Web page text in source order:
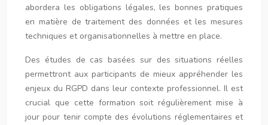
abordera les obligations légales, les bonnes pratiques
en matière de traitement des données et les mesures
techniques et organisationnelles à mettre en place.
Des études de cas basées sur des situations réelles
permettront aux participants de mieux appréhender les
enjeux du RGPD dans leur contexte professionnel. Il est
crucial que cette formation soit régulièrement mise à
jour pour tenir compte des évolutions réglementaires et